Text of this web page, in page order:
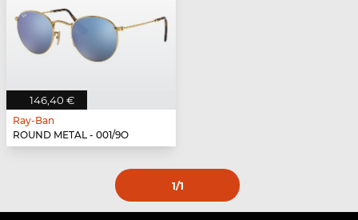
146,40 €
Ray-Ban
ROUND METAL - 001/9O
1/1